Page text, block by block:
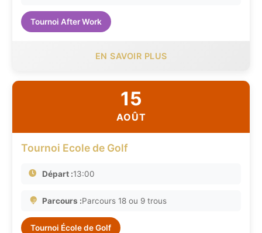
Tournoi After Work
EN SAVOIR PLUS
15
AOÛT
Tournoi Ecole de Golf
Départ :13:00
Parcours :Parcours 18 ou 9 trous
Tournoi École de Golf